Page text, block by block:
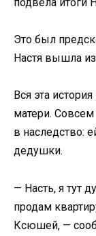
Это был
Настя вышла
Вся эта
матери. Совсем
в наследство:
дедушки.
— Насть, я тут
продам
Ксюшей, —